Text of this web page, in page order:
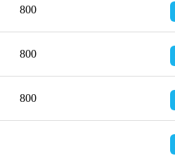
800
800
800